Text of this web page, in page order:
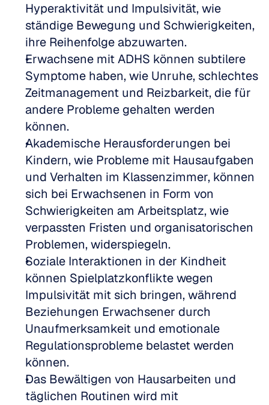
Hyperaktivität und Impulsivität, wie
ständige Bewegung und Schwierigkeiten,
ihre Reihenfolge abzuwarten.
Erwachsene mit ADHS können subtilere
Symptome haben, wie Unruhe, schlechtes
Zeitmanagement und Reizbarkeit, die für
andere Probleme gehalten werden
können.
Akademische Herausforderungen bei
Kindern, wie Probleme mit Hausaufgaben
und Verhalten im Klassenzimmer, können
sich bei Erwachsenen in Form von
Schwierigkeiten am Arbeitsplatz, wie
verpassten Fristen und organisatorischen
Problemen, widerspiegeln.
Soziale Interaktionen in der Kindheit
können Spielplatzkonflikte wegen
Impulsivität mit sich bringen, während
Beziehungen Erwachsener durch
Unaufmerksamkeit und emotionale
Regulationsprobleme belastet werden
können.
Das Bewältigen von Hausarbeiten und
täglichen Routinen wird mit